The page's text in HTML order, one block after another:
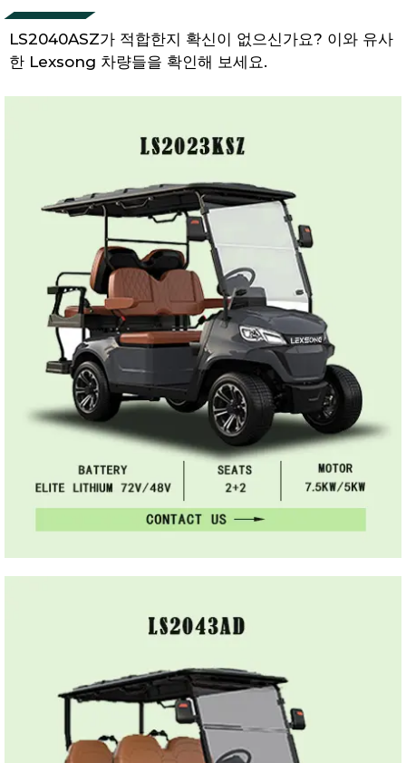
LS2040ASZ가 적합한지 확신이 없으신가요? 이와 유사
한 Lexsong 차량들을 확인해 보세요.